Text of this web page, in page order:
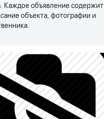
Каждое объявление содержит
объекта, фотографии и